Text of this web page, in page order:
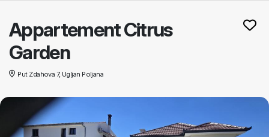
Appartement Citrus
Garden
Put Zdahova 7, Ugljan Poljana